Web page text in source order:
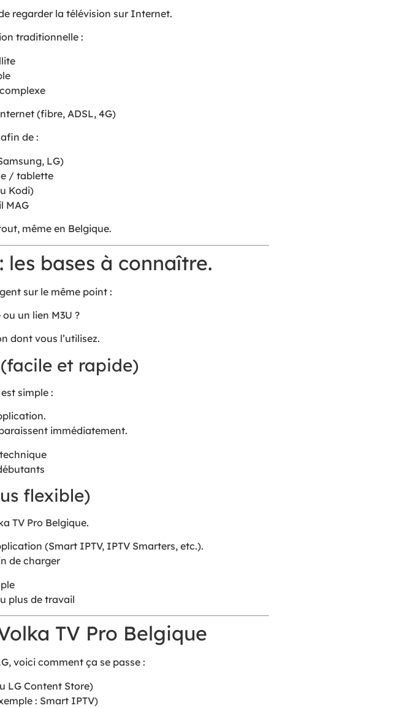
regarder la télévision sur Internet.
traditionnelle :
(fibre, ADSL, 4G)
de :
LG)
/ tablette
Kodi)
MAG
même en Belgique.
les bases à connaître.
sur le même point :
un lien M3U ?
dont vous l’utilisez.
et rapide)
simple :
immédiatement.
flexible)
TV Pro Belgique.
(Smart IPTV, IPTV Smarters, etc.).
de charger
plus de travail
TV Pro Belgique
voici comment ça se passe :
LG Content Store)
: Smart IPTV)